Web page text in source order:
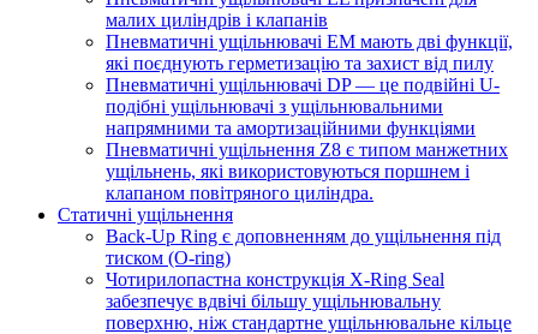
малих циліндрів і клапанів
Пневматичні ущільнювачі EM мають дві функції,
які поєднують герметизацію та захист від пилу
Пневматичні ущільнювачі DP — це подвійні U-
подібні ущільнювачі з ущільнювальними
напрямними та амортизаційними функціями
Пневматичні ущільнення Z8 є типом манжетних
ущільнень, які використовуються поршнем і
клапаном повітряного циліндра.
Статичні ущільнення
Back-Up Ring є доповненням до ущільнення під
тиском (O-ring)
Чотирилопастна конструкція X-Ring Seal
забезпечує вдвічі більшу ущільнювальну
поверхню, ніж стандартне ущільнювальне кільце